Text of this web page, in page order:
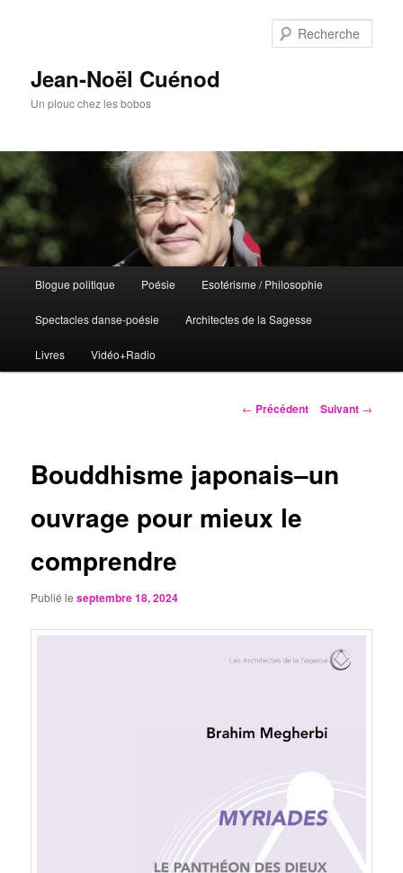
Jean-Noël Cuénod
Un plouc chez les bobos
Aller
au
contenu
Blogue politique Poésie Esotérisme / Philosophie
Spectacles danse-poésie Architectes de la Sagesse
Livres Vidéo+Radio
Navigation
← Précédent Suivant →
Bouddhisme japonais–un
ouvrage pour mieux le
comprendre
Publié leseptembre 18, 2024